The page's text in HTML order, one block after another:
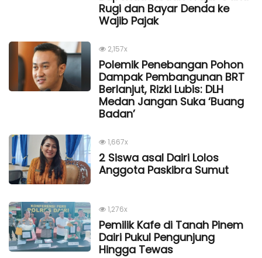
Rugi dan Bayar Denda ke
Wajib Pajak
2,157x
Polemik Penebangan Pohon
Dampak Pembangunan BRT
Berlanjut, Rizki Lubis: DLH
Medan Jangan Suka ‘Buang
Badan’
1,667x
2 Siswa asal Dairi Lolos
Anggota Paskibra Sumut
1,276x
Pemilik Kafe di Tanah Pinem
Dairi Pukul Pengunjung
Hingga Tewas